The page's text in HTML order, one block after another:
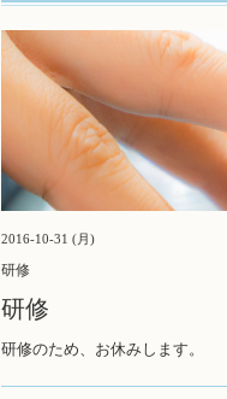
2016-10-31 (月)
研修
研修
研修のため、お休みします。